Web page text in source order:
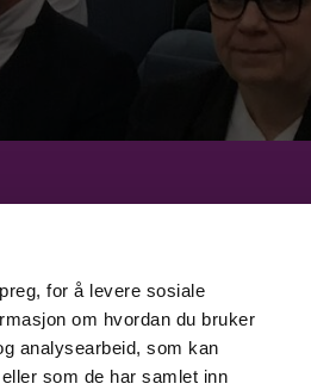
for å levere sosiale
om hvordan du bruker
analysearbeid, som kan
som de har samlet inn